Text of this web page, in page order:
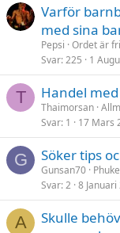
Varför
med sina
Pepsi Ordet är
Svar 225 1
T Handel
Thaimorsan
Svar 1 17 Mars
G Söker tips
Gunsan70
Svar 2 8 Januari
A
Skulle